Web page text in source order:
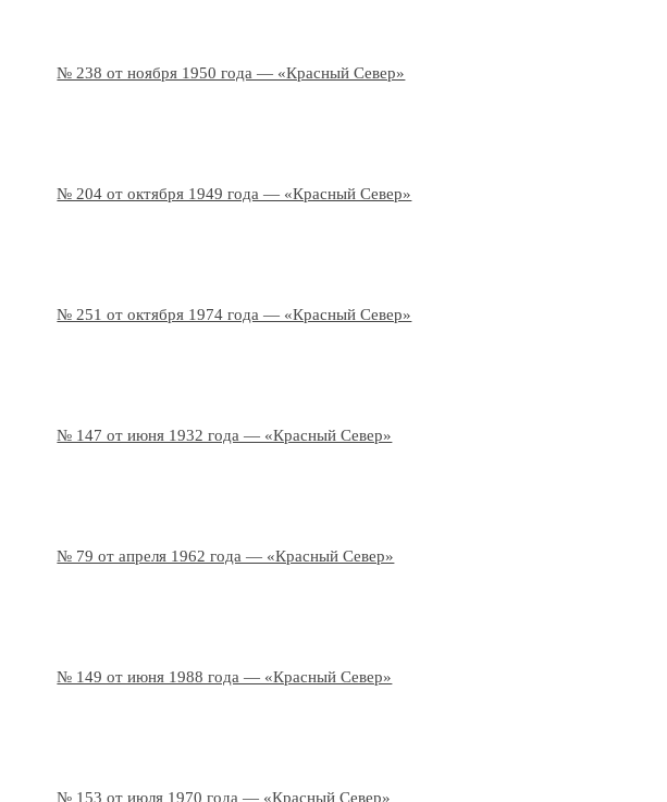
№ 238 от ноября 1950 года — «Красный Север»
№ 204 от октября 1949 года — «Красный Север»
№ 251 от октября 1974 года — «Красный Север»
№ 147 от июня 1932 года — «Красный Север»
№ 79 от апреля 1962 года — «Красный Север»
№ 149 от июня 1988 года — «Красный Север»
№ 153 от июля 1970 года — «Красный Север»